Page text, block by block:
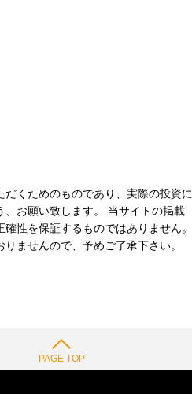
くためのものであり、実際の投資に
お願い致します。 当サイトの掲載
性を保証するものではありません。
ませんので、予めご了承下さい。
PAGE TOP